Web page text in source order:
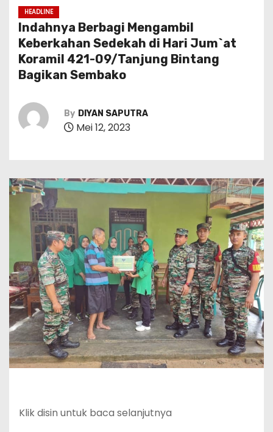
HEADLINE
Indahnya Berbagi Mengambil
Keberkahan Sedekah di Hari Jum`at
Koramil 421-09/Tanjung Bintang
Bagikan Sembako
By DIYAN SAPUTRA
Mei 12, 2023
Klik disin untuk baca selanjutnya